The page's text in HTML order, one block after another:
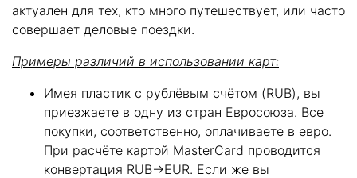
актуален для тех, кто много путешествует, или часто
совершает деловые поездки.
Примеры различий в использовании карт:
Имея пластик с рублёвым счётом (RUB), вы
приезжаете в одну из стран Евросоюза. Все
покупки, соответственно, оплачиваете в евро.
При расчёте картой MasterCard проводится
конвертация RUB→EUR. Если же вы